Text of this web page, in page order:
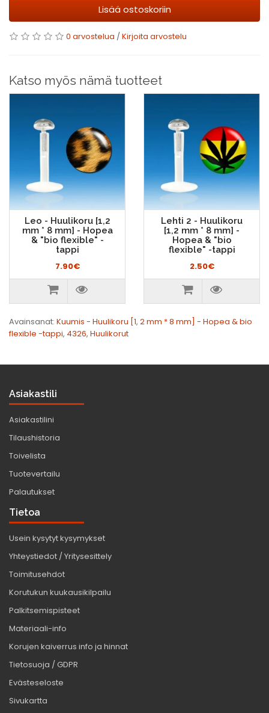
Lisää ostoskoriin
0 arvostelua /Kirjoita arvostelu
Katso myös nämä tuotteet
Leo - Huulikoru [1,2
mm * 8 mm] - Hopea
& "bio flexible" -
tappi
7.90€
Lehti 2 - Huulikoru
[1,2 mm * 8 mm] -
Hopea & "bio
flexible" -tappi
2.50€
Avainsanat: Kuumis - Huulikoru [1, 2 mm * 8 mm] - Hopea & bio
flexible -tappi, 4326, Huulikorut
Asiakastili
Asiakastilini
Tilaushistoria
Toivelista
Tuotevertailu
Palautukset
Tietoa
Usein kysytyt kysymykset
Yhteystiedot / Yritysesittely
Toimitusehdot
Korutukun kuukausikilpailu
Palkitsemispisteet
Materiaali-info
Korujen kaiverrus info ja hinnat
Tietosuoja / GDPR
Evästeseloste
Sivukartta